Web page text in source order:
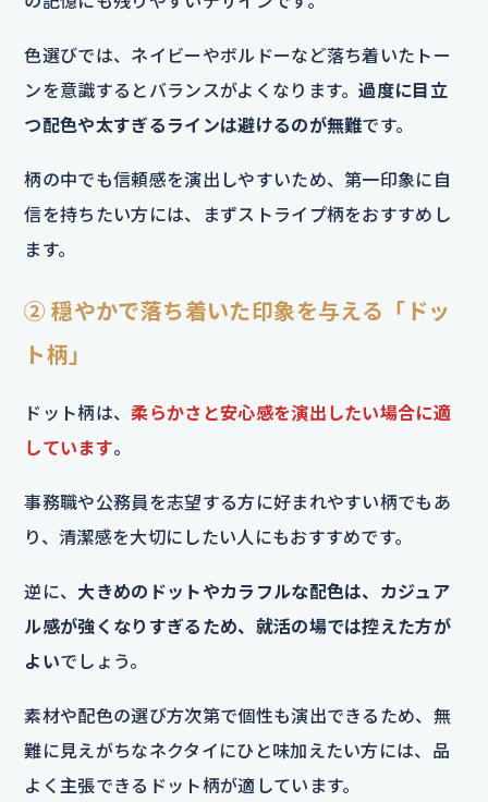
色選びでは、ネイビーやボルドーなど落ち着いたトー
ンを意識するとバランスがよくなります。過度に目立
つ配色や太すぎるラインは避けるのが無難です。
柄の中でも信頼感を演出しやすいため、第一印象に自
信を持ちたい方には、まずストライプ柄をおすすめし
ます。
② 穏やかで落ち着いた印象を与える「ドッ
ト柄」
ドット柄は、柔らかさと安心感を演出したい場合に適
しています。
事務職や公務員を志望する方に好まれやすい柄でもあ
り、清潔感を大切にしたい人にもおすすめです。
逆に、大きめのドットやカラフルな配色は、カジュア
ル感が強くなりすぎるため、就活の場では控えた方が
よいでしょう。
素材や配色の選び方次第で個性も演出できるため、無
難に見えがちなネクタイにひと味加えたい方には、品
よく主張できるドット柄が適しています。